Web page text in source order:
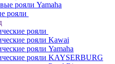
рояли Yamaha
рояли
рояли
рояли Kawai
рояли Yamaha
рояли KAYSERBURG